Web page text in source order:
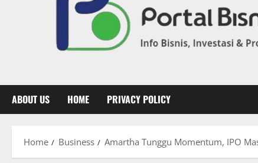
ABOUT US HOME PRIVACY POLICY
Home Business Amartha Tunggu Momentum, IPO